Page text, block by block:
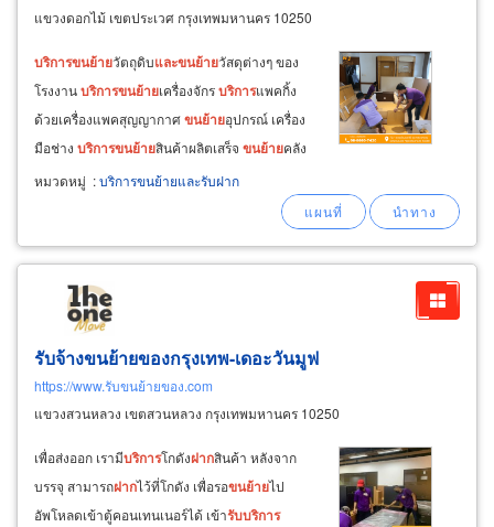
แขวงดอกไม้ เขตประเวศ กรุงเทพมหานคร 10250
บริการขนย้ายวัตถุดิบและขนย้ายวัสดุต่างๆ ของ
โรงงานบริการขนย้ายเครื่องจักรบริการแพคกิ้ง
ด้วยเครื่องแพคสุญญากาศขนย้ายอุปกรณ์ เครื่อง
มือช่าง บริการขนย้ายสินค้าผลิตเสร็จ ขนย้ายคลัง
สินค้าบริการขนย้ายสิ่งของเครื่องใช้ภายใน
บริการ
หมวดหมู่ :บริการขนย้ายและรับฝาก
รับจ้างขนย้ายของกรุงเทพ-เดอะวันมูฟ
https://www.รับขนย้ายของ.com
แขวงสวนหลวง เขตสวนหลวง กรุงเทพมหานคร 10250
เพื่อส่งออก เรามีบริการโกดังฝากสินค้า หลังจาก
บรรจุ สามารถฝากไว้ที่โกดัง เพื่อรอขนย้ายไป
อัพโหลดเข้าตู้คอนเทนเนอร์ได้ เข้ารับบริการ